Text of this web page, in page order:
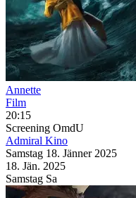
Annette
Film
20:15
Screening OmdU
Admiral Kino
Samstag 18. Jänner 2025
18. Jän. 2025
Samstag Sa